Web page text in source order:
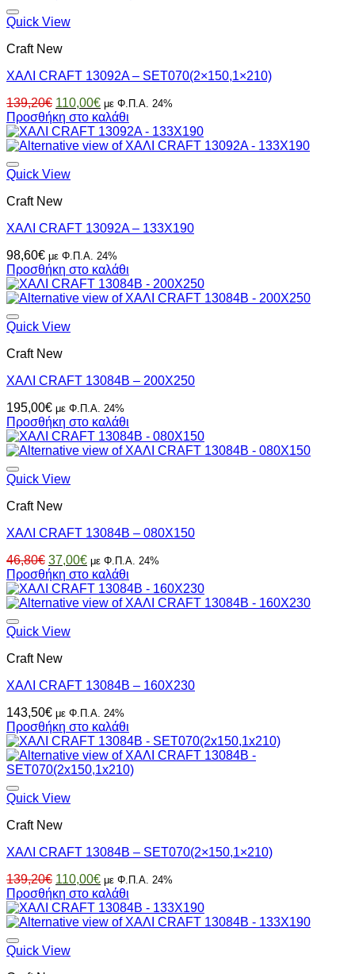
Quick View
Craft New
ΧΑΛΙ CRAFT 13092A – SET070(2×150,1×210)
139,20€ Original
price
was:
139,20€.
110,00€Η
τρέχουσα
τιμή
είναι:
με Φ.Π.Α. 24%
Προσθήκη στο καλάθι
Quick View
Craft New
ΧΑΛΙ CRAFT 13092A – 133X190
98,60€ με Φ.Π.Α. 24%
Προσθήκη στο καλάθι
Quick View
Craft New
ΧΑΛΙ CRAFT 13084B – 200X250
195,00€ με Φ.Π.Α. 24%
Προσθήκη στο καλάθι
Quick View
Craft New
ΧΑΛΙ CRAFT 13084B – 080X150
46,80€ Original
price
was:
46,80€.
37,00€Η
τρέχουσα
τιμή
είναι:
με Φ.Π.Α. 24%
Προσθήκη στο καλάθι
Quick View
Craft New
ΧΑΛΙ CRAFT 13084B – 160X230
143,50€ με Φ.Π.Α. 24%
Προσθήκη στο καλάθι
Quick View
Craft New
ΧΑΛΙ CRAFT 13084B – SET070(2×150,1×210)
139,20€ Original
price
was:
139,20€.
110,00€Η
τρέχουσα
τιμή
είναι:
με Φ.Π.Α. 24%
Προσθήκη στο καλάθι
Quick View